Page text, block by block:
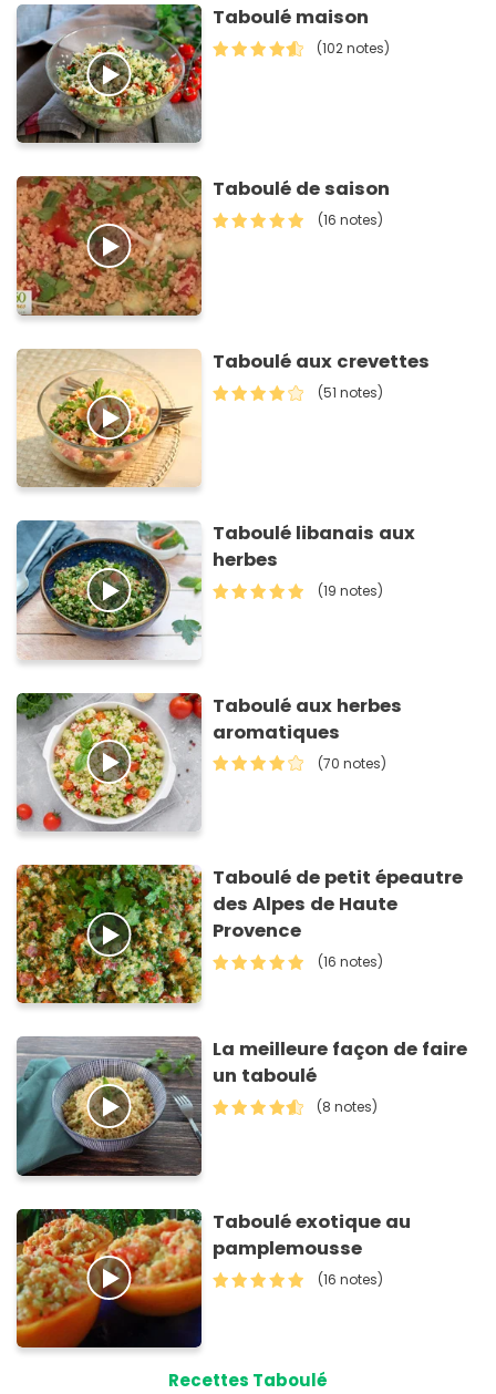
Taboulé maison
(102 notes)
Taboulé de saison
(16 notes)
Taboulé aux crevettes
(51 notes)
Taboulé libanais aux
herbes
(19 notes)
Taboulé aux herbes
aromatiques
(70 notes)
Taboulé de petit épeautre
des Alpes de Haute
Provence
(16 notes)
La meilleure façon de faire
un taboulé
(8 notes)
Taboulé exotique au
pamplemousse
(16 notes)
Recettes Taboulé